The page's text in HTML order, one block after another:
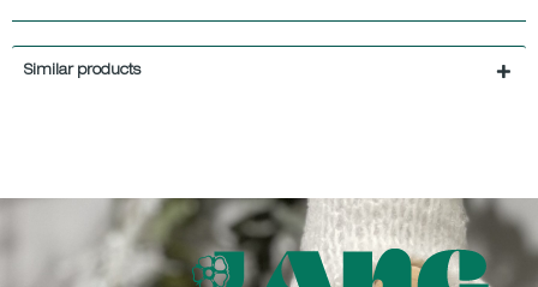
Similar products